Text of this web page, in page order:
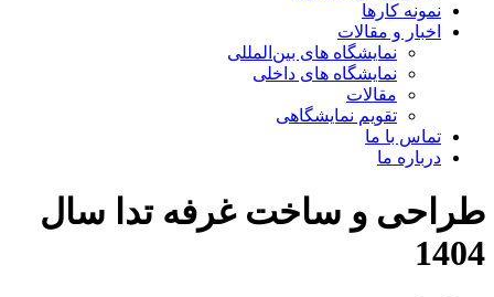
نمونه کارها
اخبار و مقالات
نمایشگاه های بین‌المللی
نمایشگاه های داخلی
مقالات
تقویم نمایشگاهی
تماس با ما
درباره ما
طراحی و ساخت غرفه تدا سال
1404